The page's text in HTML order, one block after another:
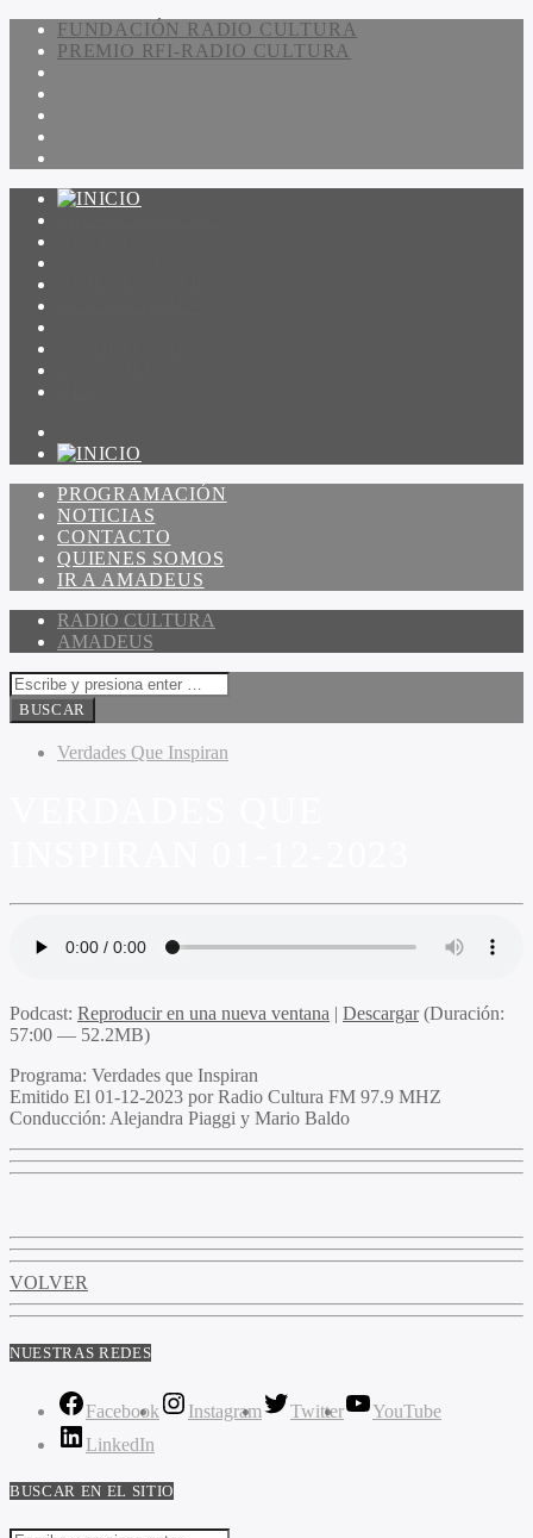
FUNDACIÓN RADIO CULTURA
PREMIO RFI-RADIO CULTURA
PROGRAMACIÓN
NOTICIAS
CONTACTO
QUIENES SOMOS
IR A AMADEUS
RADIO CULTURA
AMADEUS
Verdades Que Inspiran
Podcast: Reproducir en una nueva ventana | Descargar(Duración:
57:00 — 52.2MB)
Programa: Verdades que Inspiran
Emitido El 01-12-2023 por Radio Cultura FM 97.9 MHZ
Conducción: Alejandra Piaggi y Mario Baldo
VOLVER
NUESTRAS REDES
Facebook Instagram Twitter
YouTube
LinkedIn
BUSCAR EN EL SITIO